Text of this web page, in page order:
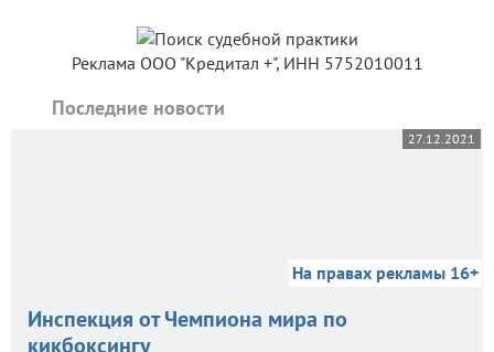
Реклама ООО "Кредитал +", ИНН 5752010011
Последние новости
27.12.2021
На правах рекламы 16+
Инспекция от Чемпиона мира по
кикбоксингу